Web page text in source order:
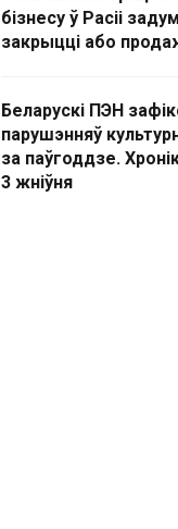
бізнесу ў Расіі
закрыцці або
Беларускі ПЭН
парушэнняў
за паўгоддзе.
3 жніўня